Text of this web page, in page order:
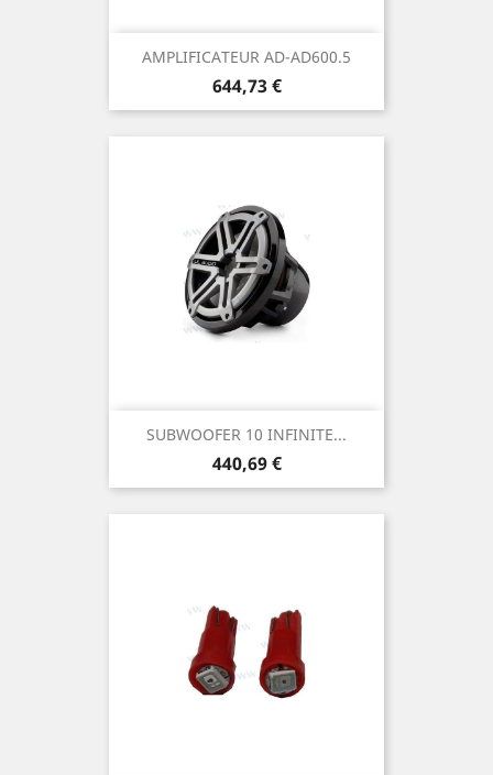
AMPLIFICATEUR AD-AD600.5
Prix
644,73 €
SUBWOOFER 10 INFINITE...
Prix
440,69 €